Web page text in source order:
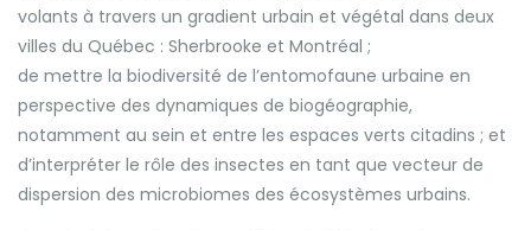
volants à travers un gradient urbain et végétal dans deux
villes du Québec : Sherbrooke et Montréal ;
de mettre la biodiversité de l’entomofaune urbaine en
perspective des dynamiques de biogéographie,
notamment au sein et entre les espaces verts citadins ; et
d’interpréter le rôle des insectes en tant que vecteur de
dispersion des microbiomes des écosystèmes urbains.